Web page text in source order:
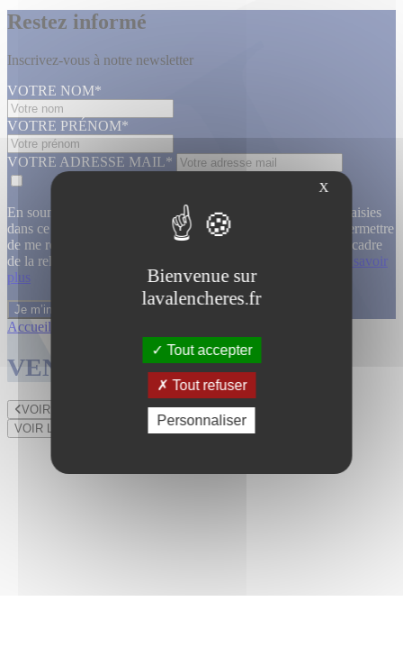
Restez informé
Inscrivez-vous à notre newsletter
VOTRE NOM*
VOTRE PRÉNOM*
VOTRE ADRESSE MAIL*
En soumettant ce formulaire, j’accepte que les informations saisies
dans ce formulaire soient utilisées, exploitées, traitées pour permettre
de me recontacter, pour m’envoyer des informations, dans le cadre
de la relation commerciale qui découle de cette demande.
En savoir
plus
Accueil
VENTES TERMINÉES
VOIR LE LOT PRÉCÉDENT
VOIR LE LOT SUIVANT
X
Bienvenue sur
lavalencheres.fr
Tout accepter
Tout refuser
Personnaliser